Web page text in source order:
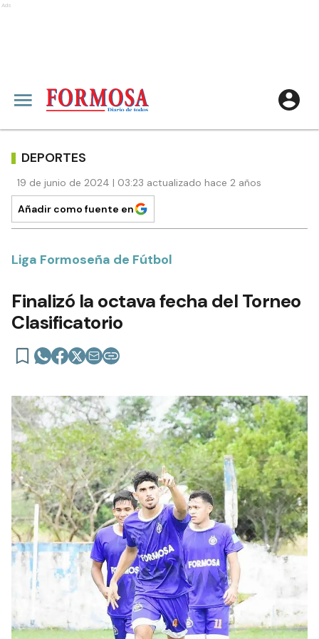
Ads
DEPORTES
19 de junio de 2024 | 03:23 actualizado hace 2 años
Añadir como fuente en
Liga Formoseña de Fútbol
Finalizó la octava fecha del Torneo
Clasificatorio